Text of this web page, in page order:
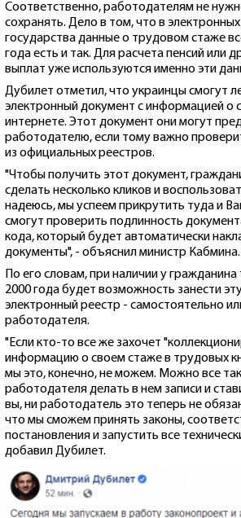
Соответственно, работодателям не
сохранять. Дело в том, что в
государства данные о трудовом стаже
года есть и так. Для расчета пенсий или
выплат уже используются именно эти
Дубилет отметил, что украинцы смогут
электронный документ с информацией о
интернете. Этот документ они могут
работодателю, если тому важно
из официальных реестров.
"Чтобы получить этот документ,
сделать несколько кликов и
надеюсь, мы успеем прикрутить туда и
смогут проверить подлинность
кода, который будет автоматически
документы", - объяснил министр Кабмина.
По его словам, при наличии у
2000 года будет возможность занести
электронный реестр - самостоятельно
работодателя.
"Если кто-то все же захочет
информацию о своем стаже в трудовых
мы это, конечно, не можем. Можно все
работодателя делать в нем записи и
вы, ни работодатель это теперь не
что мы сможем принять законы,
постановления и запустить все
добавил Дубилет.